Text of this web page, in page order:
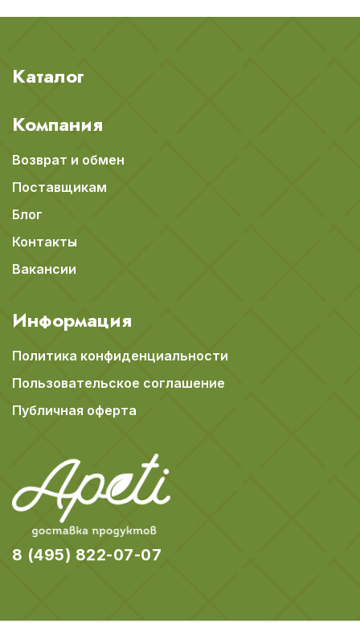
Каталог
Компания
Возврат и обмен
Поставщикам
Блог
Контакты
Вакансии
Информация
Политика конфиденциальности
Пользовательское соглашение
Публичная оферта
8 (495) 822-07-07